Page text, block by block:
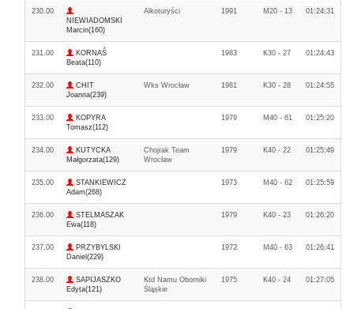
230.00
NIEWIADOMSKI
Marcin(160)
Alkoturyści 1991 M20 - 13 01:24:31
231.00
KORNAŚ
Beata(110)
1983 K30 - 27 01:24:43
232.00
CHIT
Joanna(239)
Wks Wrocław 1981 K30 - 28 01:24:55
233.00
KOPYRA
Tomasz(112)
1979 M40 - 61 01:25:20
234.00
KUTYCKA
Małgorzata(129)
Chojrak Team
Wrocław
1979 K40 - 22 01:25:49
235.00
STANKIEWICZ
Adam(268)
1973 M40 - 62 01:25:59
236.00
STELMASZAK
Ewa(118)
1979 K40 - 23 01:26:20
237.00
PRZYBYLSKI
Daniel(229)
1972 M40 - 63 01:26:41
238.00
SAPIJASZKO
Edyta(121)
Ktd Namu Oborniki
Śląskie
1975 K40 - 24 01:27:05